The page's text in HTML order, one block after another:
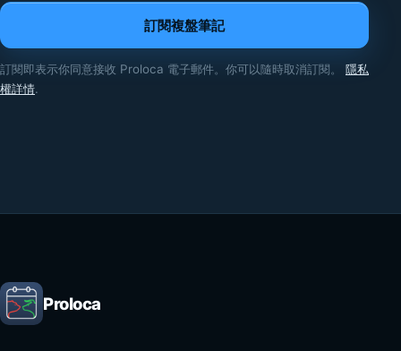
訂閱複盤筆記
訂閱即表示你同意接收 Proloca 電子郵件。你可以隨時取消訂閱。 隱私
權詳情.
Proloca